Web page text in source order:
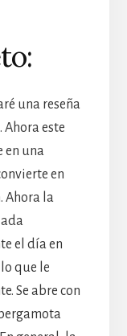
una reseña
este
en una
en
Ahora la
el día en
que le
Se abre con